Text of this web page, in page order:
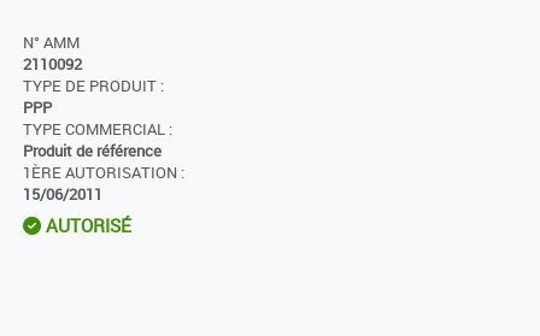
N° AMM
2110092
TYPE DE PRODUIT :
PPP
TYPE COMMERCIAL :
Produit de référence
1ÈRE AUTORISATION :
15/06/2011
AUTORISÉ